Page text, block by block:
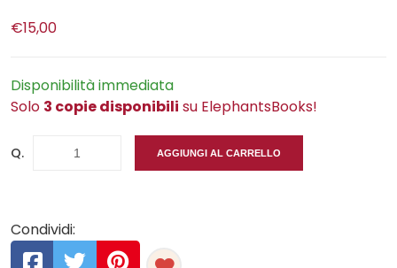
€15,00
Disponibilità immediata
Solo 3 copie disponibili su ElephantsBooks!
Q. AGGIUNGI AL CARRELLO
Condividi: